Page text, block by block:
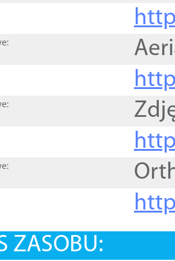
ZASOBU: